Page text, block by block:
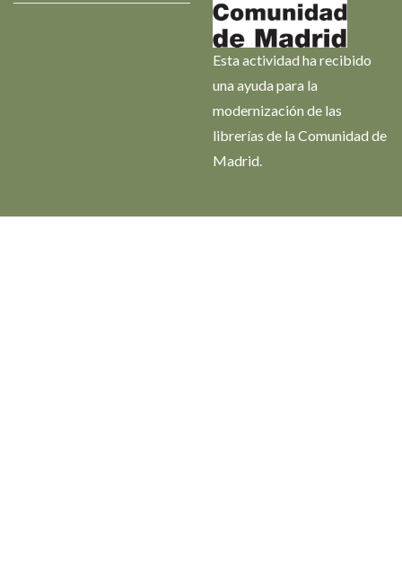
Esta actividad ha recibido
una ayuda para la
modernización de las
librerías de la Comunidad de
Madrid.